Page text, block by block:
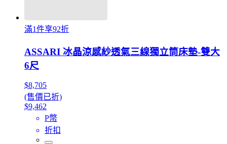
滿1件享92折
ASSARI 冰晶涼感紗透氣三線獨立筒床墊-雙大
6尺
$8,705
(售價已折)
$9,462
P幣
折扣